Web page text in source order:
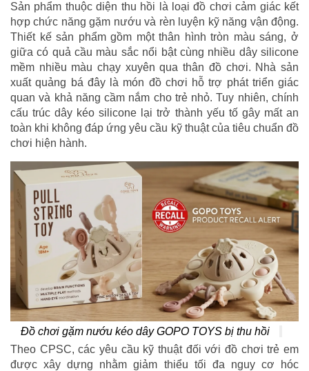
Sản phẩm thuộc diện thu hồi là loại đồ chơi cảm giác kết
hợp chức năng gặm nướu và rèn luyện kỹ năng vận động.
Thiết kế sản phẩm gồm một thân hình tròn màu sáng, ở
giữa có quả cầu màu sắc nổi bật cùng nhiều dây silicone
mềm nhiều màu chạy xuyên qua thân đồ chơi. Nhà sản
xuất quảng bá đây là món đồ chơi hỗ trợ phát triển giác
quan và khả năng cầm nắm cho trẻ nhỏ. Tuy nhiên, chính
cấu trúc dây kéo silicone lại trở thành yếu tố gây mất an
toàn khi không đáp ứng yêu cầu kỹ thuật của tiêu chuẩn đồ
chơi hiện hành.
Đồ chơi gặm nướu kéo dây GOPO TOYS bị thu hồi
Theo CPSC, các yêu cầu kỹ thuật đối với đồ chơi trẻ em
được xây dựng nhằm giảm thiểu tối đa nguy cơ hóc